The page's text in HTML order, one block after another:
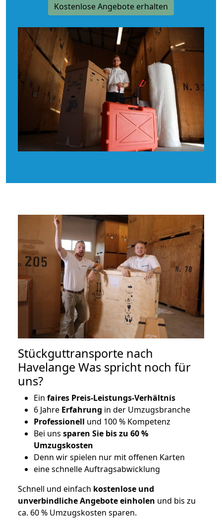
Kostenlose Angebote erhalten
Stückguttransporte nach
Havelange Was spricht noch für
uns?
Ein faires Preis-Leistungs-Verhältnis
6 Jahre Erfahrung in der Umzugsbranche
Professionell und 100 % Kompetenz
Bei uns sparen Sie bis zu 60 %
Umzugskosten
Denn wir spielen nur mit offenen Karten
eine schnelle Auftragsabwicklung
Schnell und einfach kostenlose und
unverbindliche Angebote einholen und bis zu
ca. 60 % Umzugskosten sparen.